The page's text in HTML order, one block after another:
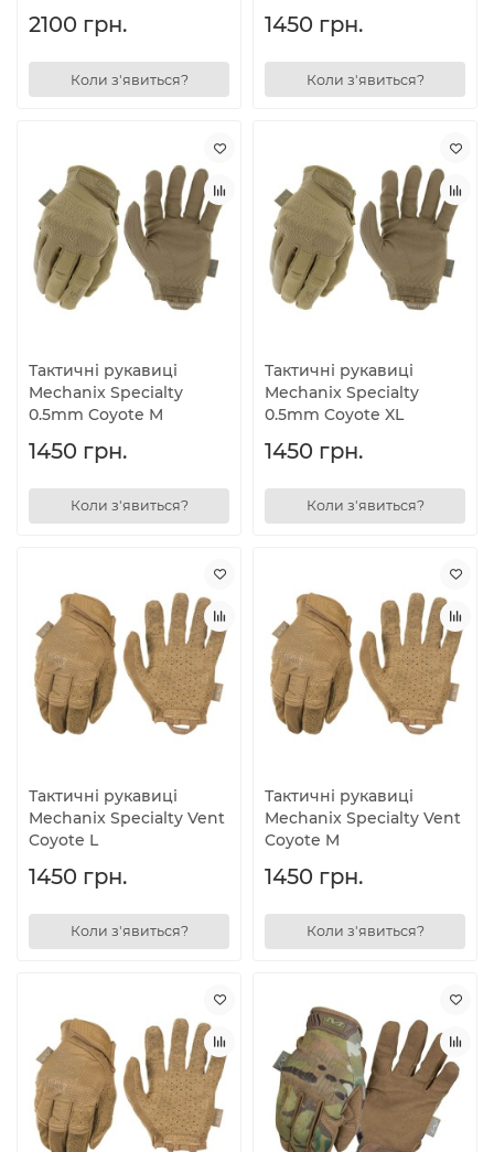
2100 грн.
Коли з'явиться?
1450 грн.
Коли з'явиться?
Тактичні рукавиці
Mechanix Specialty
0.5mm Coyote M
1450 грн.
Коли з'явиться?
Тактичні рукавиці
Mechanix Specialty
0.5mm Coyote XL
1450 грн.
Коли з'явиться?
Тактичні рукавиці
Mechanix Specialty Vent
Coyote L
1450 грн.
Коли з'явиться?
Тактичні рукавиці
Mechanix Specialty Vent
Coyote M
1450 грн.
Коли з'явиться?